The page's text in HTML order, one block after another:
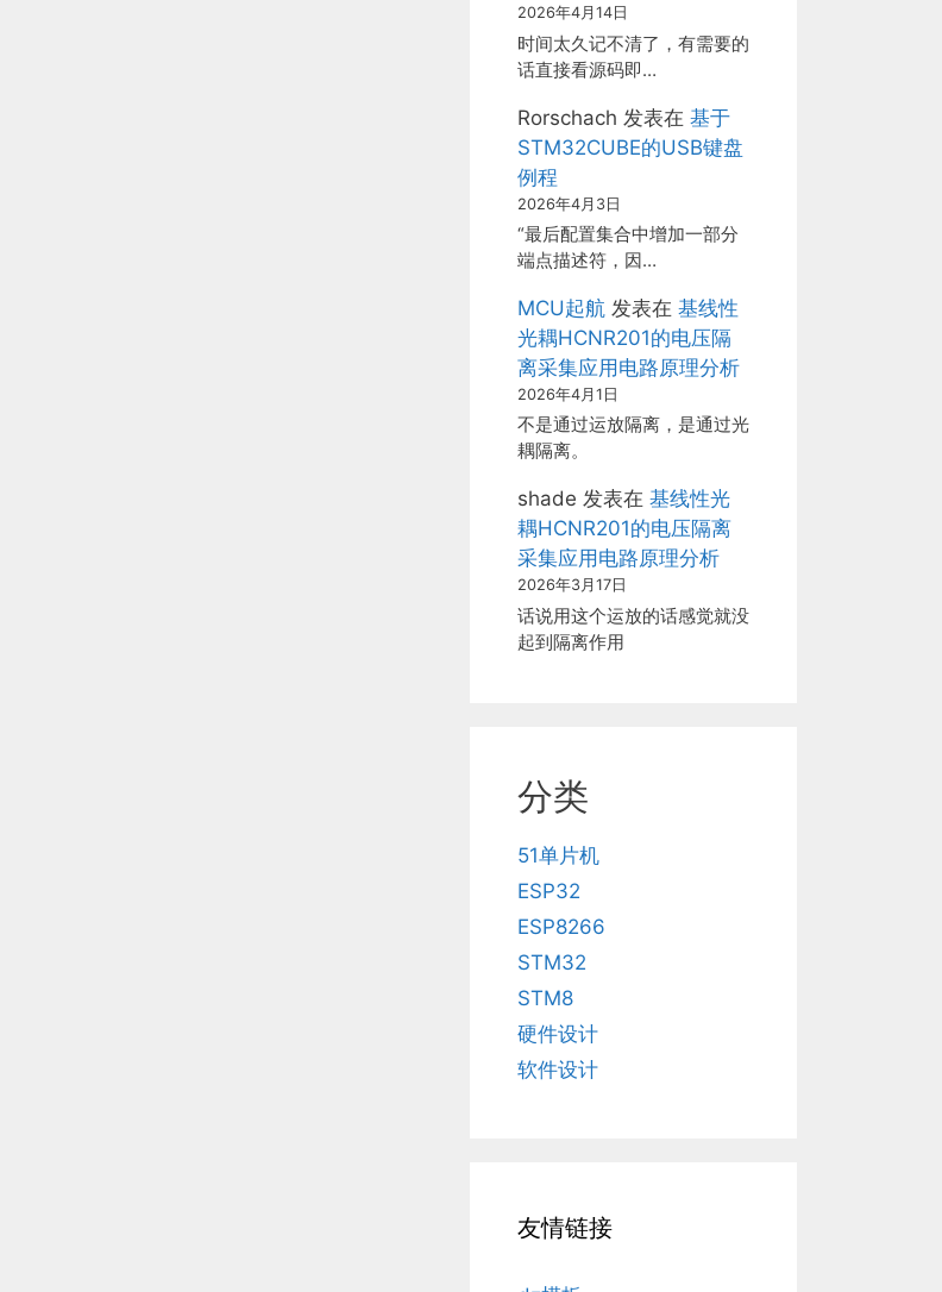
2026年4月14日
时间太久记不清了，有需要的
话直接看源码即…
Rorschach 发表在 基于
STM32CUBE的USB键盘
例程
2026年4月3日
“最后配置集合中增加一部分
端点描述符，因…
MCU起航 发表在 基线性
光耦HCNR201的电压隔
离采集应用电路原理分析
2026年4月1日
不是通过运放隔离，是通过光
耦隔离。
shade 发表在 基线性光
耦HCNR201的电压隔离
采集应用电路原理分析
2026年3月17日
话说用这个运放的话感觉就没
起到隔离作用
分类
51单片机
ESP32
ESP8266
STM32
STM8
硬件设计
软件设计
友情链接